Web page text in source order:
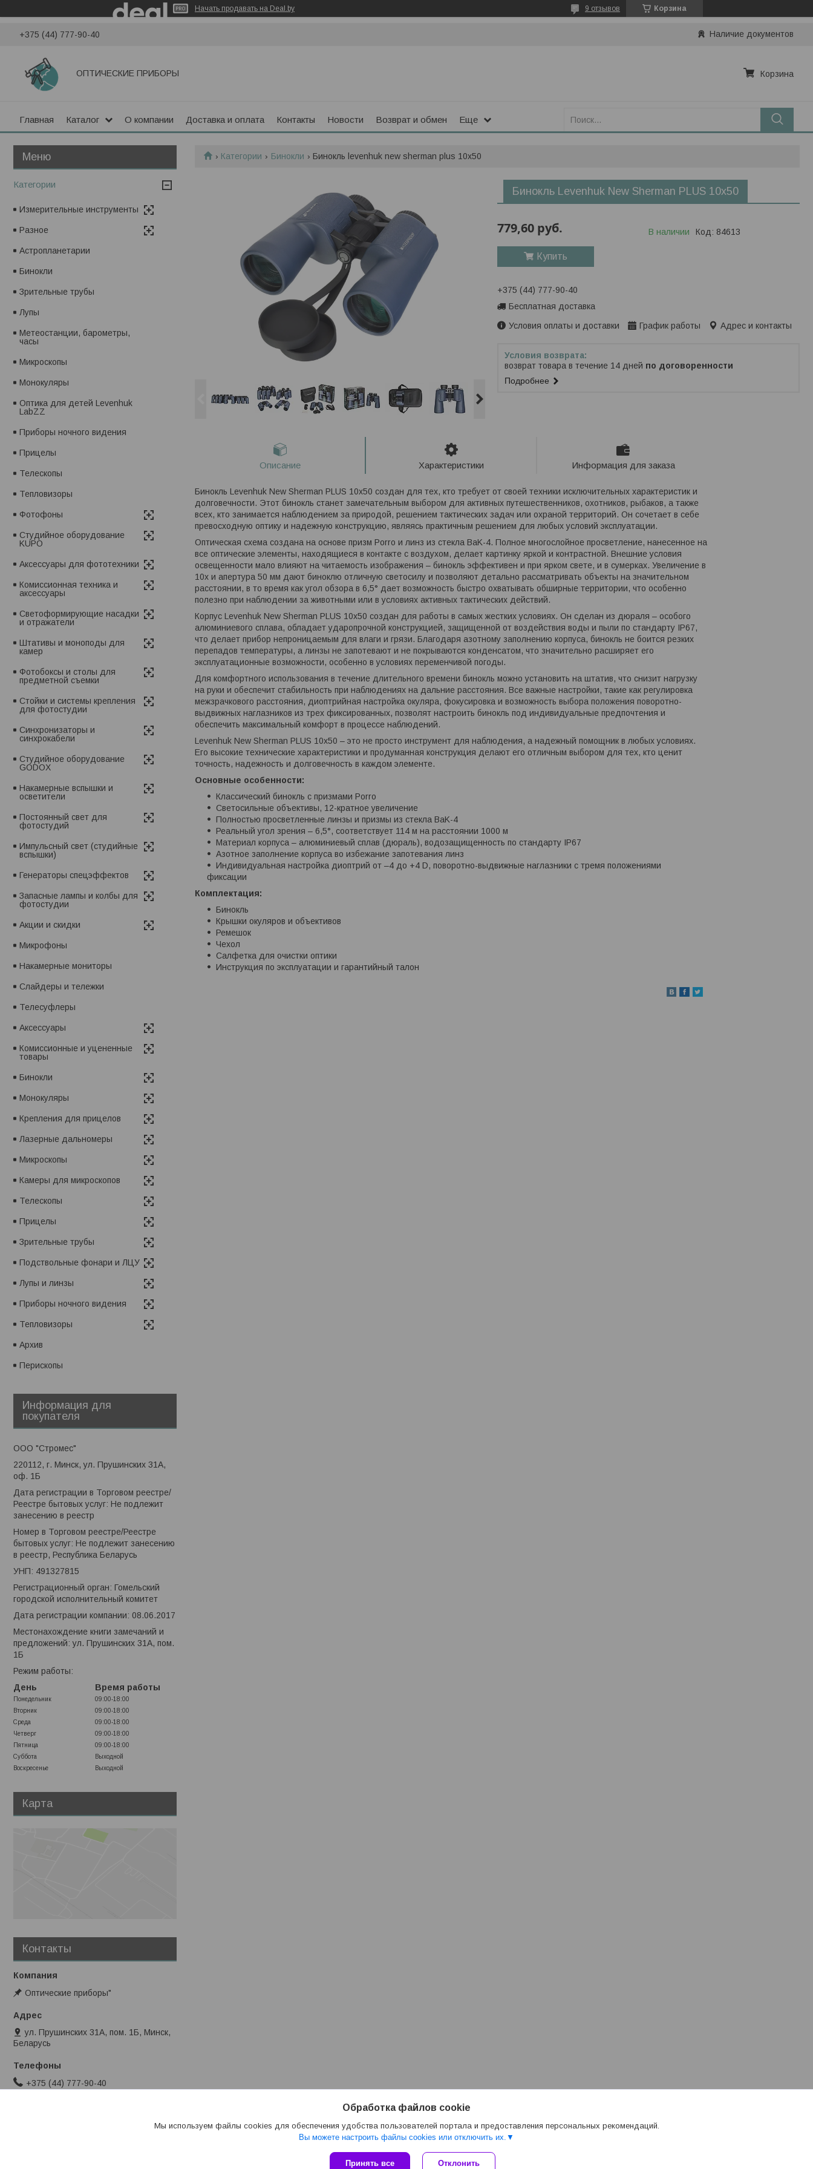
Начать продавать на Deal.by Корзина
9 отзывов
+375 (44) 777-90-40 Наличие документов
ОПТИЧЕСКИЕ ПРИБОРЫ Корзина
Главная Каталог О компании Доставка и оплата Контакты Новости Возврат и обмен Еще
Категории Бинокли Бинокль levenhuk new sherman plus 10x50
Бинокль Levenhuk New Sherman PLUS 10x50
779,60 руб. В наличии Код: 84613
Купить
+375 (44) 777-90-40
Бесплатная доставка
Условия оплаты и доставки
График работы Адрес и контакты
возврат товара в течение 14 дней по договоренности
Подробнее
Описание Характеристики Информация для заказа
Бинокль Levenhuk New Sherman PLUS 10x50 создан для тех, кто требует от своей техники исключительных характеристик и
долговечности. Этот бинокль станет замечательным выбором для активных путешественников, охотников, рыбаков, а также
всех, кто занимается наблюдением за природой, решением тактических задач или охраной территорий. Он сочетает в себе
превосходную оптику и надежную конструкцию, являясь практичным решением для любых условий эксплуатации.
Оптическая схема создана на основе призм Porro и линз из стекла BaK-4. Полное многослойное просветление, нанесенное на
все оптические элементы, находящиеся в контакте с воздухом, делает картинку яркой и контрастной. Внешние условия
освещенности мало влияют на читаемость изображения – бинокль эффективен и при ярком свете, и в сумерках. Увеличение в
10x и апертура 50 мм дают биноклю отличную светосилу и позволяют детально рассматривать объекты на значительном
расстоянии, в то время как угол обзора в 6,5° дает возможность быстро охватывать обширные территории, что особенно
полезно при наблюдении за животными или в условиях активных тактических действий.
Корпус Levenhuk New Sherman PLUS 10x50 создан для работы в самых жестких условиях. Он сделан из дюраля – особого
алюминиевого сплава, обладает ударопрочной конструкцией, защищенной от воздействия воды и пыли по стандарту IP67,
что делает прибор непроницаемым для влаги и грязи. Благодаря азотному заполнению корпуса, бинокль не боится резких
перепадов температуры, а линзы не запотевают и не покрываются конденсатом, что значительно расширяет его
эксплуатационные возможности, особенно в условиях переменчивой погоды.
Для комфортного использования в течение длительного времени бинокль можно установить на штатив, что снизит нагрузку
на руки и обеспечит стабильность при наблюдениях на дальние расстояния. Все важные настройки, такие как регулировка
межзрачкового расстояния, диоптрийная настройка окуляра, фокусировка и возможность выбора положения поворотно-
выдвижных наглазников из трех фиксированных, позволят настроить бинокль под индивидуальные предпочтения и
обеспечить максимальный комфорт в процессе наблюдений.
Levenhuk New Sherman PLUS 10x50 – это не просто инструмент для наблюдения, а надежный помощник в любых условиях.
Его высокие технические характеристики и продуманная конструкция делают его отличным выбором для тех, кто ценит
точность, надежность и долговечность в каждом элементе.
Основные особенности:
Классический бинокль с призмами Porro
Светосильные объективы, 12-кратное увеличение
Полностью просветленные линзы и призмы из стекла BaK-4
Реальный угол зрения – 6,5°, соответствует 114 м на расстоянии 1000 м
Материал корпуса – алюминиевый сплав (дюраль), водозащищенность по стандарту IP67
Азотное заполнение корпуса во избежание запотевания линз
Индивидуальная настройка диоптрий от –4 до +4 D, поворотно-выдвижные наглазники с тремя положениями
фиксации
Комплектация:
Бинокль
Крышки окуляров и объективов
Ремешок
Чехол
Салфетка для очистки оптики
Инструкция по эксплуатации и гарантийный талон
Категории
Измерительные инструменты
Разное
Астропланетарии
Бинокли
Зрительные трубы
Лупы
Метеостанции, барометры,
часы
Микроскопы
Монокуляры
Оптика для детей Levenhuk
LabZZ
Приборы ночного видения
Прицелы
Телескопы
Тепловизоры
Фотофоны
Студийное оборудование
KUPO
Аксессуары для фототехники
Комиссионная техника и
аксессуары
Светоформирующие насадки
и отражатели
Штативы и моноподы для
камер
Фотобоксы и столы для
предметной съемки
Стойки и системы крепления
для фотостудии
Синхронизаторы и
синхрокабели
Студийное оборудование
GODOX
Накамерные вспышки и
осветители
Постоянный свет для
фотостудий
Импульсный свет (студийные
вспышки)
Генераторы спецэффектов
Запасные лампы и колбы для
фотостудии
Акции и скидки
Микрофоны
Накамерные мониторы
Слайдеры и тележки
Телесуфлеры
Аксессуары
Комиссионные и уцененные
товары
Бинокли
Монокуляры
Крепления для прицелов
Лазерные дальномеры
Микроскопы
Камеры для микроскопов
Телескопы
Прицелы
Зрительные трубы
Подствольные фонари и ЛЦУ
Лупы и линзы
Приборы ночного видения
Тепловизоры
Архив
Перископы
Информация для
покупателя
ООО "Стромес"
220112, г. Минск, ул. Прушинских 31А,
оф. 1Б
Дата регистрации в Торговом реестре/
Реестре бытовых услуг: Не подлежит
занесению в реестр
Номер в Торговом реестре/Реестре
бытовых услуг: Не подлежит занесению
в реестр, Республика Беларусь
УНП: 491327815
Регистрационный орган: Гомельский
городской исполнительный комитет
Дата регистрации компании: 08.06.2017
Местонахождение книги замечаний и
предложений: ул. Прушинских 31А, пом.
1Б
Режим работы:
День
Время работы
Понедельник
09:00-18:00
Вторник
09:00-18:00
Среда
09:00-18:00
Четверг
09:00-18:00
Пятница
09:00-18:00
Суббота
Выходной
Воскресенье
Выходной
Карта
Контакты
Оптические приборы"
ул. Прушинских 31А, пом. 1Б, Минск,
Беларусь
+375 (44) 777-90-40
Сайт создан на платформе Deal.by
Обработка файлов cookie
Мы используем файлы cookies для обеспечения удобства пользователей портала и предоставления персональных рекомендаций.
Вы можете настроить файлы cookies или отключить их.
Принять все Отклонить